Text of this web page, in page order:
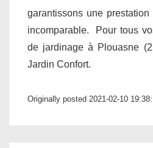
garantissons une
incomparable. Pour tous
de jardinage à Plouasne
Jardin Confort.
Originally posted 2021-02-10